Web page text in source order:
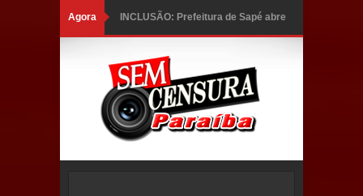
Agora INCLUSÃO: Prefeitura de Sapé abre
Social; veja documentação
necessária!